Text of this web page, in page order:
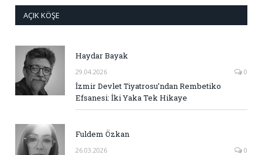
AÇIK KÖŞE
Haydar Bayak
29.04.2026 0
İzmir Devlet Tiyatrosu’ndan Rembetiko
Efsanesi: İki Yaka Tek Hikaye
Fuldem Özkan
26.03.2026 0